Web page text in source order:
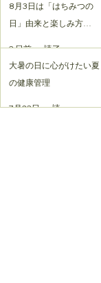
8月3日は「はちみつの
日」由来と楽しみ方を
3 日前 読了時間: 3分
大暑の日に心がけたい夏
の健康管理
7月23日 読了時間: 3分